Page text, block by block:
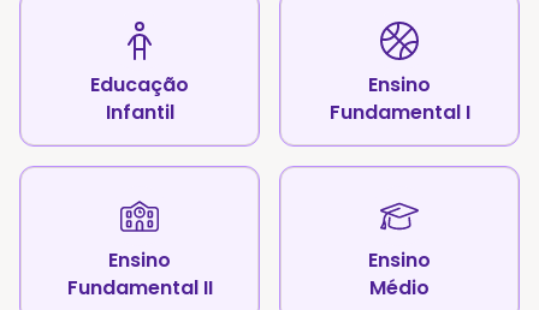
Educação
Infantil
Ensino
Fundamental I
Ensino
Fundamental II
Ensino
Médio